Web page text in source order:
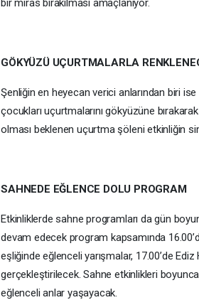
GÖKYÜZÜ UÇURTMALARLA
Şenliğin en heyecan verici anlarından biri
çocukları uçurtmalarını gökyüzüne
olması beklenen uçurtma şöleni etkinliğin
SAHNEDE EĞLENCE DOLU PROGRAM
Etkinliklerde sahne programları da gün
devam edecek program kapsamında
eşliğinde eğlenceli yarışmalar, 17.00’de
gerçekleştirilecek. Sahne etkinlikleri
eğlenceli anlar yaşayacak.